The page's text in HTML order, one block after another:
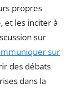
propres
et les inciter à
sur
sur
des débats
dans la